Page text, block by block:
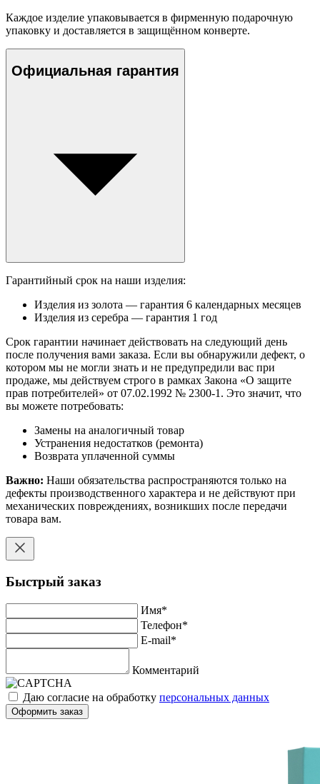
Каждое изделие упаковывается в фирменную подарочную
упаковку и доставляется в защищённом конверте.
Официальная гарантия
Гарантийный срок на наши изделия:
Изделия из золота — гарантия 6 календарных месяцев
Изделия из серебра — гарантия 1 год
Срок гарантии начинает действовать на следующий день
после получения вами заказа. Если вы обнаружили дефект, о
котором мы не могли знать и не предупредили вас при
продаже, мы действуем строго в рамках Закона «О защите
прав потребителей» от 07.02.1992 № 2300-1. Это значит, что
вы можете потребовать:
Замены на аналогичный товар
Устранения недостатков (ремонта)
Возврата уплаченной суммы
Важно: Наши обязательства распространяются только на
дефекты производственного характера и не действуют при
механических повреждениях, возникших после передачи
товара вам.
Быстрый заказ
Имя*
Телефон*
E-mail*
Комментарий
Даю согласие на обработку персональных данных
Оформить заказ